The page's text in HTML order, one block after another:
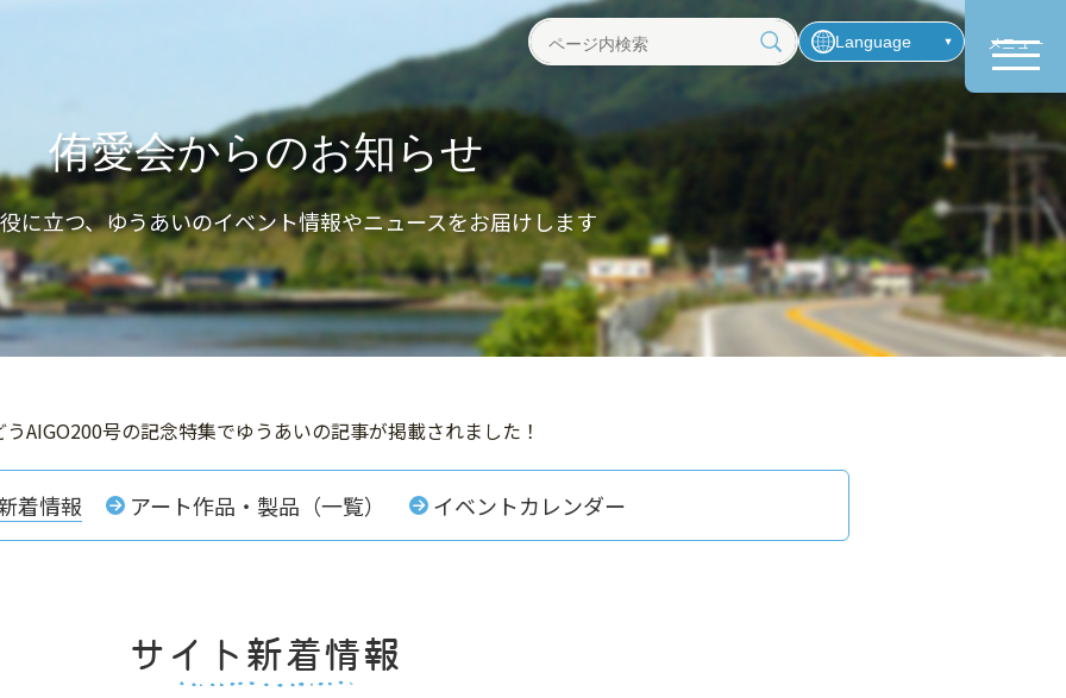
ペ
ジ
検
索
Language メニュー
侑愛会からのお知らせ
に立つ、ゆうあいのイベント情報やニュースをお届けします
AIGO200号の記念特集でゆうあいの記事が掲載されました！
着情報 アート作品・製品（一覧） イベントカレンダー